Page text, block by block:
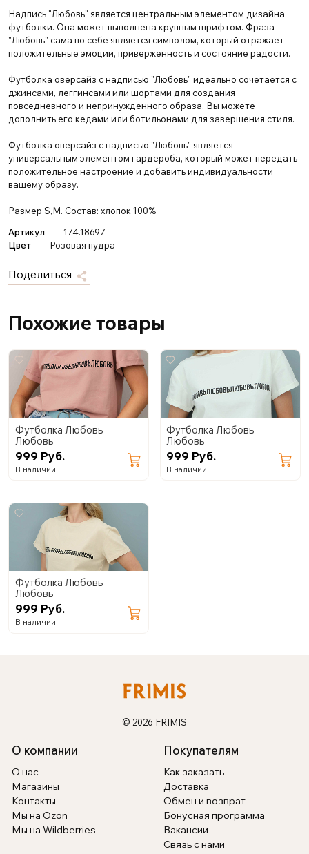
Надпись "Любовь" является центральным элементом дизайна
футболки. Она может выполнена крупным шрифтом. Фраза
"Любовь" сама по себе является символом, который отражает
положительные эмоции, приверженность и состояние радости.
Футболка оверсайз с надписью "Любовь" идеально сочетается с
джинсами, леггинсами или шортами для создания
повседневного и непринужденного образа. Вы можете
дополнить его кедами или ботильонами для завершения стиля.
Футболка оверсайз с надписью "Любовь" является
универсальным элементом гардероба, который может передать
положительное настроение и добавить индивидуальности
вашему образу.
Размер S,M. Состав: хлопок 100%
Артикул
174.18697
Цвет
Розовая пудра
Поделиться
Похожие товары
Футболка Любовь
Любовь
999 Руб.
В наличии
Футболка Любовь
Любовь
999 Руб.
В наличии
Футболка Любовь
Любовь
999 Руб.
В наличии
© 2026 FRIMIS
О компании
О нас
Магазины
Контакты
Мы на Ozon
Мы на Wildberries
Покупателям
Как заказать
Доставка
Обмен и возврат
Бонусная программа
Вакансии
Связь с нами